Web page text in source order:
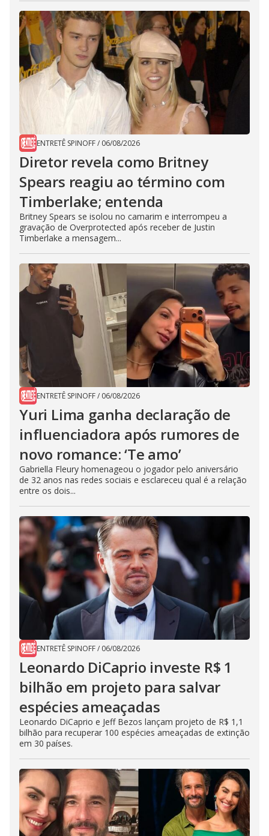
ENTRETÊ SPINOFF/ 06/08/2026
Diretor revela como Britney
Spears reagiu ao término com
Timberlake; entenda
Britney Spears se isolou no camarim e interrompeu a
gravação de Overprotected após receber de Justin
Timberlake a mensagem...
ENTRETÊ SPINOFF/ 06/08/2026
Yuri Lima ganha declaração de
influenciadora após rumores de
novo romance: ‘Te amo’
Gabriella Fleury homenageou o jogador pelo aniversário
de 32 anos nas redes sociais e esclareceu qual é a relação
entre os dois...
ENTRETÊ SPINOFF/ 06/08/2026
Leonardo DiCaprio investe R$ 1
bilhão em projeto para salvar
espécies ameaçadas
Leonardo DiCaprio e Jeff Bezos lançam projeto de R$ 1,1
bilhão para recuperar 100 espécies ameaçadas de extinção
em 30 países.